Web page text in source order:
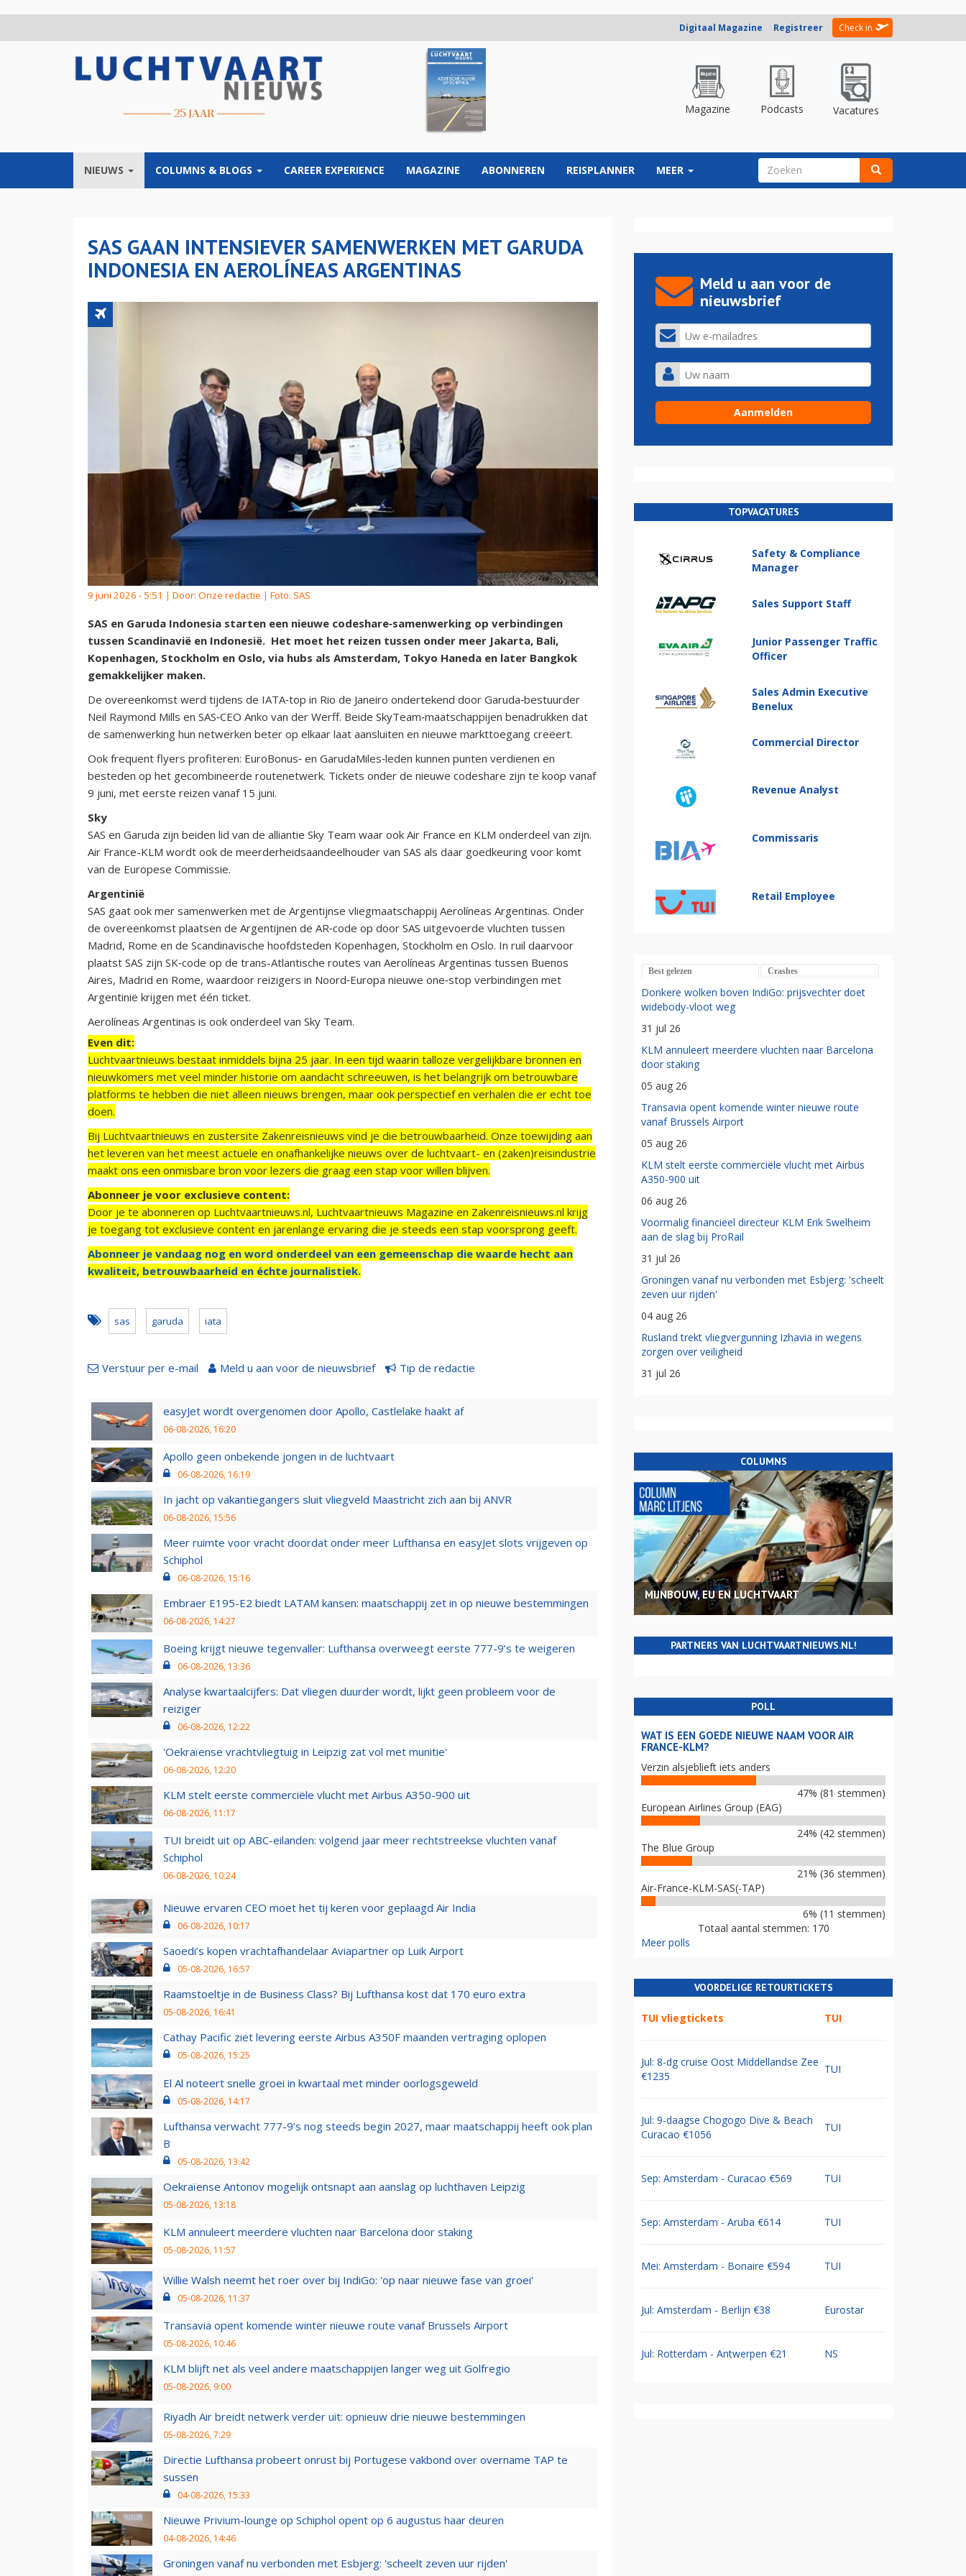
Digitaal Magazine Registreer Check in
Magazine Podcasts Vacatures
NIEUWS COLUMNS & BLOGS CAREER EXPERIENCE MAGAZINE ABONNEREN REISPLANNER MEER ZOEKVELD
SAS GAAN INTENSIEVER SAMENWERKEN MET GARUDA
INDONESIA EN AEROLÍNEAS ARGENTINAS
9 juni 2026 - 5:51 | Door: Onze redactie | Foto: SAS
SAS en Garuda Indonesia starten een nieuwe codeshare‑samenwerking op verbindingen
tussen Scandinavië en Indonesië. Het moet het reizen tussen onder meer Jakarta, Bali,
Kopenhagen, Stockholm en Oslo, via hubs als Amsterdam, Tokyo Haneda en later Bangkok
gemakkelijker maken.
De overeenkomst werd tijdens de IATA‑top in Rio de Janeiro ondertekend door Garuda‑bestuurder
Neil Raymond Mills en SAS‑CEO Anko van der Werff. Beide SkyTeam‑maatschappijen benadrukken dat
de samenwerking hun netwerken beter op elkaar laat aansluiten en nieuwe markttoegang creëert.
Ook frequent flyers profiteren: EuroBonus‑ en GarudaMiles‑leden kunnen punten verdienen en
besteden op het gecombineerde routenetwerk. Tickets onder de nieuwe codeshare zijn te koop vanaf
9 juni, met eerste reizen vanaf 15 juni.
Sky
SAS en Garuda zijn beiden lid van de alliantie Sky Team waar ook Air France en KLM onderdeel van zijn.
Air France-KLM wordt ook de meerderheidsaandeelhouder van SAS als daar goedkeuring voor komt
van de Europese Commissie.
Argentinië
SAS gaat ook mer samenwerken met de Argentijnse vliegmaatschappij Aerolíneas Argentinas. Onder
de overeenkomst plaatsen de Argentijnen de AR‑code op door SAS uitgevoerde vluchten tussen
Madrid, Rome en de Scandinavische hoofdsteden Kopenhagen, Stockholm en Oslo. In ruil daarvoor
plaatst SAS zijn SK‑code op de trans-Atlantische routes van Aerolíneas Argentinas tussen Buenos
Aires, Madrid en Rome, waardoor reizigers in Noord‑Europa nieuwe one‑stop verbindingen met
Argentinië krijgen met één ticket.
Aerolíneas Argentinas is ook onderdeel van Sky Team.
Even dit:
Luchtvaartnieuws bestaat inmiddels bijna 25 jaar. In een tijd waarin talloze vergelijkbare bronnen en
nieuwkomers met veel minder historie om aandacht schreeuwen, is het belangrijk om betrouwbare
platforms te hebben die niet alleen nieuws brengen, maar ook perspectief en verhalen die er echt toe
doen.
Bij Luchtvaartnieuws en zustersite Zakenreisnieuws vind je die betrouwbaarheid. Onze toewijding aan
het leveren van het meest actuele en onafhankelijke nieuws over de luchtvaart- en (zaken)reisindustrie
maakt ons een onmisbare bron voor lezers die graag een stap voor willen blijven.
Abonneer je voor exclusieve content:
Door je te abonneren op Luchtvaartnieuws.nl, Luchtvaartnieuws Magazine en Zakenreisnieuws.nl krijg
je toegang tot exclusieve content en jarenlange ervaring die je steeds een stap voorsprong geeft.
Abonneer je vandaag nog en word onderdeel van een gemeenschap die waarde hecht aan
kwaliteit, betrouwbaarheid en échte journalistiek.
sas garuda iata
Verstuur per e-mail Meld u aan voor de nieuwsbrief Tip de redactie
easyJet wordt overgenomen door Apollo, Castlelake haakt af
06-08-2026, 16:20
Apollo geen onbekende jongen in de luchtvaart
06-08-2026, 16:19
In jacht op vakantiegangers sluit vliegveld Maastricht zich aan bij ANVR
06-08-2026, 15:56
Meer ruimte voor vracht doordat onder meer Lufthansa en easyJet slots vrijgeven op
Schiphol
06-08-2026, 15:16
Embraer E195-E2 biedt LATAM kansen: maatschappij zet in op nieuwe bestemmingen
06-08-2026, 14:27
Boeing krijgt nieuwe tegenvaller: Lufthansa overweegt eerste 777-9’s te weigeren
06-08-2026, 13:36
Analyse kwartaalcijfers: Dat vliegen duurder wordt, lijkt geen probleem voor de
reiziger
06-08-2026, 12:22
'Oekraïense vrachtvliegtuig in Leipzig zat vol met munitie'
06-08-2026, 12:20
KLM stelt eerste commerciële vlucht met Airbus A350-900 uit
06-08-2026, 11:17
TUI breidt uit op ABC-eilanden: volgend jaar meer rechtstreekse vluchten vanaf
Schiphol
06-08-2026, 10:24
Nieuwe ervaren CEO moet het tij keren voor geplaagd Air India
06-08-2026, 10:17
Saoedi’s kopen vrachtafhandelaar Aviapartner op Luik Airport
05-08-2026, 16:57
Raamstoeltje in de Business Class? Bij Lufthansa kost dat 170 euro extra
05-08-2026, 16:41
Cathay Pacific ziet levering eerste Airbus A350F maanden vertraging oplopen
05-08-2026, 15:25
El Al noteert snelle groei in kwartaal met minder oorlogsgeweld
05-08-2026, 14:17
Lufthansa verwacht 777-9’s nog steeds begin 2027, maar maatschappij heeft ook plan
B
05-08-2026, 13:42
Oekraïense Antonov mogelijk ontsnapt aan aanslag op luchthaven Leipzig
05-08-2026, 13:18
KLM annuleert meerdere vluchten naar Barcelona door staking
05-08-2026, 11:57
Willie Walsh neemt het roer over bij IndiGo: 'op naar nieuwe fase van groei'
05-08-2026, 11:37
Transavia opent komende winter nieuwe route vanaf Brussels Airport
05-08-2026, 10:46
KLM blijft net als veel andere maatschappijen langer weg uit Golfregio
05-08-2026, 9:00
Riyadh Air breidt netwerk verder uit: opnieuw drie nieuwe bestemmingen
05-08-2026, 7:29
Directie Lufthansa probeert onrust bij Portugese vakbond over overname TAP te
sussen
04-08-2026, 15:33
Nieuwe Privium-lounge op Schiphol opent op 6 augustus haar deuren
04-08-2026, 14:46
Groningen vanaf nu verbonden met Esbjerg: 'scheelt zeven uur rijden'
Meld u aan voor de
nieuwsbrief
TOPVACATURES
Safety & Compliance
Manager
Sales Support Staff
Junior Passenger Traffic
Officer
Sales Admin Executive
Benelux
Commercial Director
Revenue Analyst
Commissaris
Retail Employee
Best gelezen Crashes
Donkere wolken boven IndiGo: prijsvechter doet
widebody-vloot weg
31 jul 26
KLM annuleert meerdere vluchten naar Barcelona
door staking
05 aug 26
Transavia opent komende winter nieuwe route
vanaf Brussels Airport
05 aug 26
KLM stelt eerste commerciële vlucht met Airbus
A350-900 uit
06 aug 26
Voormalig financieel directeur KLM Erik Swelheim
aan de slag bij ProRail
31 jul 26
Groningen vanaf nu verbonden met Esbjerg: 'scheelt
zeven uur rijden'
04 aug 26
Rusland trekt vliegvergunning Izhavia in wegens
zorgen over veiligheid
31 jul 26
COLUMNS
MIJNBOUW, EU EN LUCHTVAART
PARTNERS VAN LUCHTVAARTNIEUWS.NL!
POLL
WAT IS EEN GOEDE NIEUWE NAAM VOOR AIR
FRANCE-KLM?
Verzin alsjeblieft iets anders
47% (81 stemmen)
European Airlines Group (EAG)
24% (42 stemmen)
The Blue Group
21% (36 stemmen)
Air-France-KLM-SAS(-TAP)
6% (11 stemmen)
Totaal aantal stemmen: 170
Meer polls
VOORDELIGE RETOURTICKETS
TUI vliegtickets TUI
Jul: 8-dg cruise Oost Middellandse Zee
€1235
TUI
Jul: 9-daagse Chogogo Dive & Beach
Curacao €1056
TUI
Sep: Amsterdam - Curacao €569 TUI
Sep: Amsterdam - Aruba €614 TUI
Mei: Amsterdam - Bonaire €594 TUI
Jul: Amsterdam - Berlijn €38 Eurostar
Jul: Rotterdam - Antwerpen €21 NS